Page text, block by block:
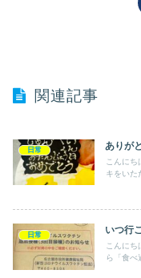
関連記事
日常 ありが
こんに
キをいた
日常 いつ行
こんにち
ら「食べ